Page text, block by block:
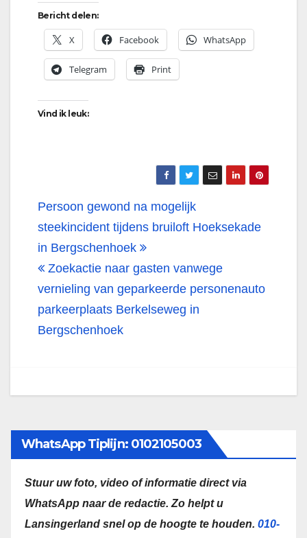
Bericht delen:
X Facebook WhatsApp
Telegram Print
Vind ik leuk:
Bericht
navigatie
Persoon gewond na mogelijk
steekincident tijdens bruiloft Hoeksekade
in Bergschenhoek
Zoekactie naar gasten vanwege
vernieling van geparkeerde personenauto
parkeerplaats Berkelseweg in
Bergschenhoek
WhatsApp Tiplijn: 0102105003
Stuur uw foto, video of informatie direct via
WhatsApp naar de redactie. Zo helpt u
Lansingerland snel op de hoogte te houden. 010-